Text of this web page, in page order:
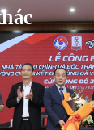
trẻ hàng
Play
thời là bệ
vọng của
trình